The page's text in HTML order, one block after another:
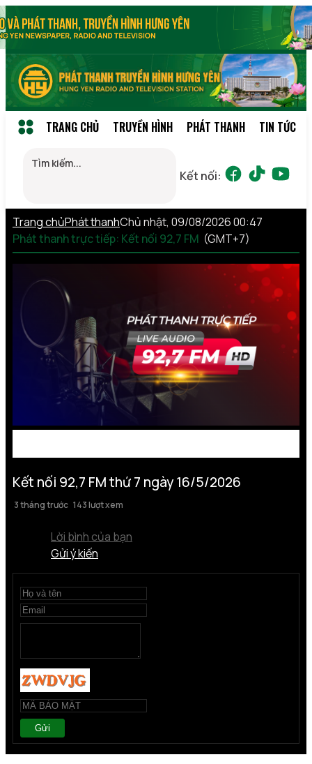
TRANG CHỦ TRUYỀN HÌNH PHÁT THANH TIN TỨC
Kết nối:
Trang chủPhát thanh
Phát thanh trực tiếp: Kết nối 92,7 FM
Chủ nhật, 09/08/2026 00:47
(GMT+7)
Kết nối 92,7 FM thứ 7 ngày 16/5/2026
3 tháng trước 143 lượt xem
Lời bình của bạn
Gửi ý kiến
Gửi